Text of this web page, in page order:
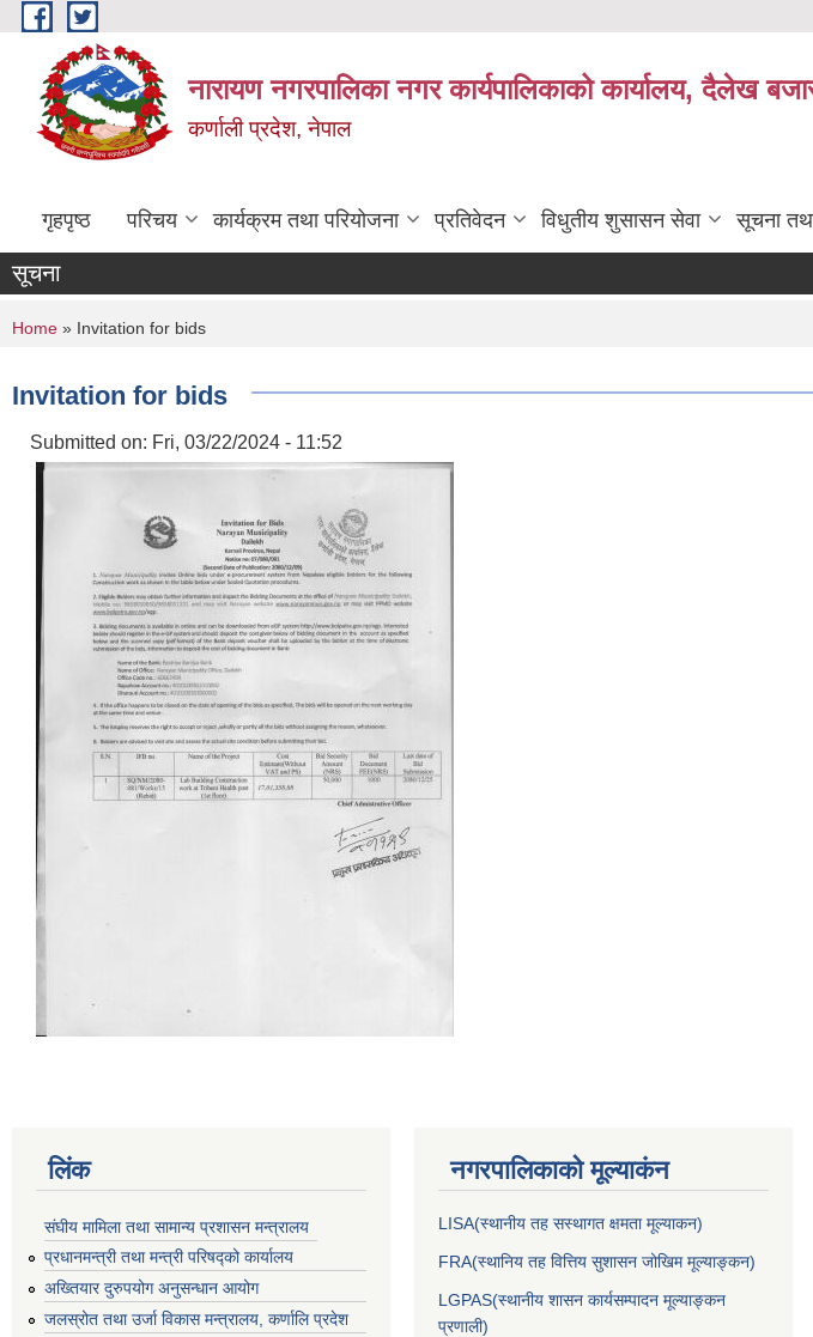
Skip to main content
नारायण नगरपालिका नगर कार्यपालिकाको कार्यालय, दैलेख
कर्णाली प्रदेश, नेपाल
गृहपृष्ठ परिचय कार्यक्रम तथा परियोजना प्रतिवेदन विधुतीय शुसासन सेवा सूचना
सूचना
You are here
Home » Invitation for bids
Invitation for bids
Submitted on: Fri, 03/22/2024 - 11:52
लिंक
संघीय मामिला तथा सामान्य प्रशासन मन्त्रालय
प्रधानमन्त्री तथा मन्त्री परिषद्को कार्यालय
अख्तियार दुरुपयोग अनुसन्धान आयोग
जलस्रोत तथा उर्जा विकास मन्त्रालय, कर्णालि प्रदेश
नगरपालिकाकाे मूल्याकंन
LISA(स्थानीय तह सस्थागत क्षमता मूल्याक‌न)
FRA(स्थानिय तह वित्तिय सुशासन जोखिम मूल्याङ्कन)
LGPAS(स्थानीय शासन कार्यसम्पादन मूल्याङ्कन
प्रणाली)